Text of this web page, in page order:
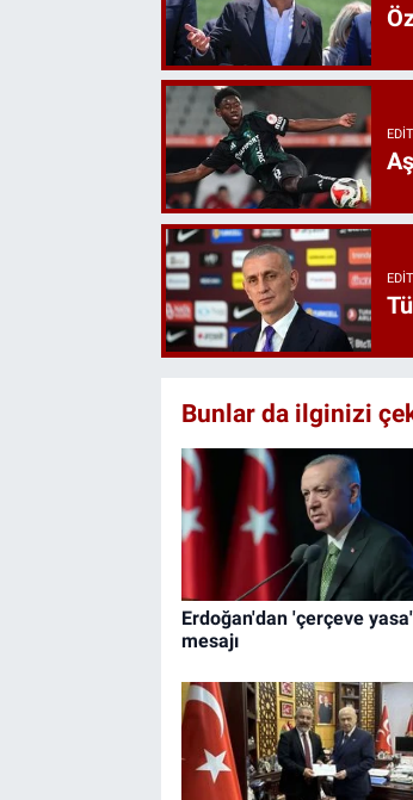
Bunlar da ilginizi
Erdoğan'dan 'çerçeve yasa'
mesajı